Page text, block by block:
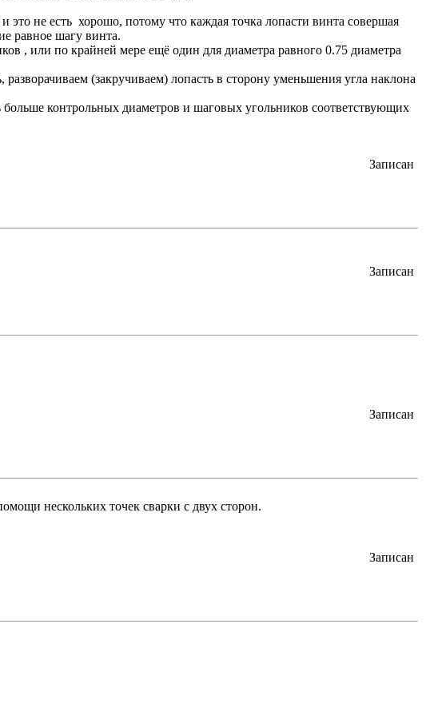
не есть хорошо, потому что каждая точка лопасти винта совершая
равное шагу винта.
, или по крайней мере ещё один для диаметра равного 0.75 диаметра
(закручиваем) лопасть в сторону уменьшения угла наклона
больше контрольных диаметров и шаговых угольников соответствующих
Записан
Записан
Записан
нескольких точек сварки с двух сторон.
Записан